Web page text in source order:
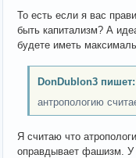
То есть если я вас
быть капитализм? А
будете иметь
DonDublon3 пишет:
антропологию
Я считаю что
оправдывает фашизм. У